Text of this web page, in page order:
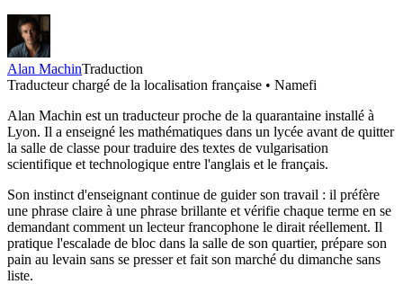
Alan MachinTraduction
Traducteur chargé de la localisation française • Namefi
Alan Machin est un traducteur proche de la quarantaine installé à
Lyon. Il a enseigné les mathématiques dans un lycée avant de quitter
la salle de classe pour traduire des textes de vulgarisation
scientifique et technologique entre l'anglais et le français.
Son instinct d'enseignant continue de guider son travail : il préfère
une phrase claire à une phrase brillante et vérifie chaque terme en se
demandant comment un lecteur francophone le dirait réellement. Il
pratique l'escalade de bloc dans la salle de son quartier, prépare son
pain au levain sans se presser et fait son marché du dimanche sans
liste.